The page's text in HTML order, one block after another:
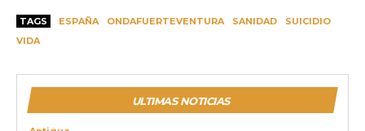
TAGS ESPAÑA ONDAFUERTEVENTURA SANIDAD
SUICIDIO
VIDA
ULTIMAS NOTICIAS